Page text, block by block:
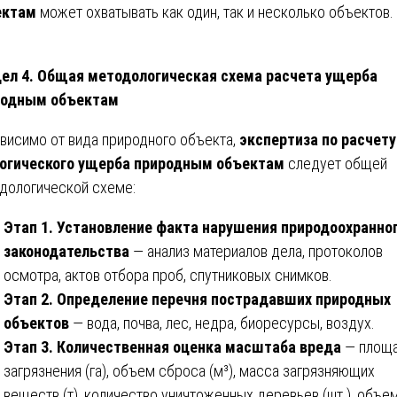
может охватывать как один, так и несколько
4. Общая методологическая схема расчета ущерба
объектам
от вида природного объекта, экспертиза по расчету
ущерба природным объектам следует общей
схеме:
Этап 1. Установление факта нарушения
законодательства — анализ материалов дела, протоколов
осмотра, актов отбора проб, спутниковых снимков.
Этап 2. Определение перечня пострадавших природных
объектов — вода, почва, лес, недра, биоресурсы, воздух.
Этап 3. Количественная оценка масштаба вреда —
загрязнения (га), объем сброса (м³), масса загрязняющих